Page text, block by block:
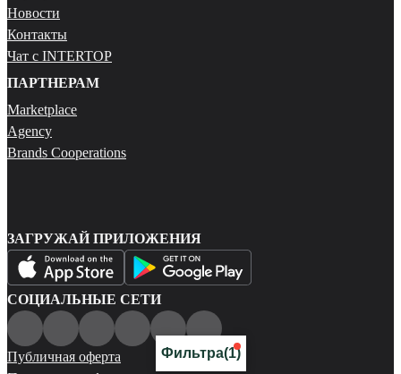
Фильтра(1)
Новости
Контакты
Чат с INTERTOP
ПАРТНЕРАМ
Marketplace
Agency
Brands Cooperations
ЗАГРУЖАЙ ПРИЛОЖЕНИЯ
СОЦИАЛЬНЫЕ СЕТИ
Публичная оферта